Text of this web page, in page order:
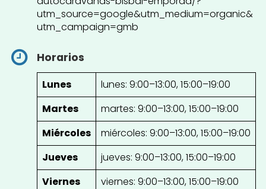
utm_source=google&utm_medium=organic&
utm_campaign=gmb
Horarios
Lunes
lunes: 9:00–13:00, 15:00–19:00
Martes
martes: 9:00–13:00, 15:00–19:00
Miércoles
miércoles: 9:00–13:00, 15:00–19:00
Jueves
jueves: 9:00–13:00, 15:00–19:00
Viernes
viernes: 9:00–13:00, 15:00–19:00